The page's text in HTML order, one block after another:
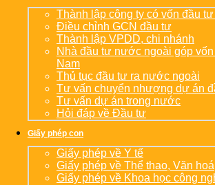
Thành lập công ty có vốn đầu
Điều chỉnh GCN đầu tư
Thành lập VPDD, chi nhánh
Nhà đầu tư nước ngoài góp
Nam
Thủ tục đầu tư ra nước ngoài
Tư vấn chuyển nhượng dự án
Tư vấn dự án trong nước
Hỏi đáp về Đầu tư
Giấy phép con
Giấy phép về Y tế
Giấy phép về Thể thao, Văn
Giấy phép về Khoa học công